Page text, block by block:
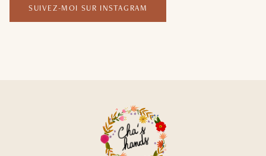
SUIVEZ-MOI SUR INSTAGRAM